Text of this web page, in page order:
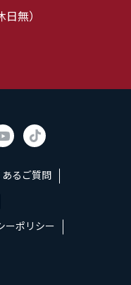
無）
あるご質問
ーポリシー